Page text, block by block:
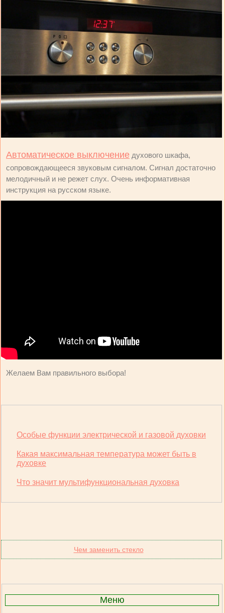
Автоматическое выключение духового шкафа,
сопровождающееся звуковым сигналом. Сигнал достаточно
мелодичный и не режет слух. Очень информативная
инструкция на русском языке.
Желаем Вам правильного выбора!
Особые функции электрической и газовой духовки
Какая максимальная температура может быть в
духовке
Что значит мультифункциональная духовка
Чем заменить стекло
Меню